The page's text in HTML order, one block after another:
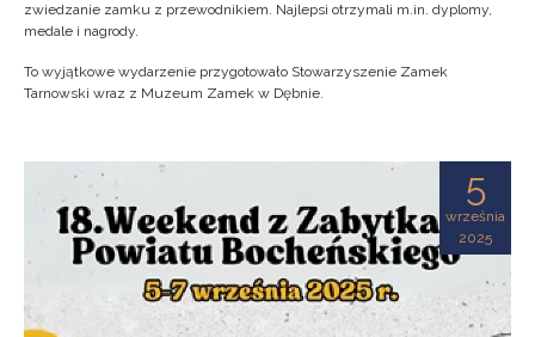
zwiedzanie zamku z przewodnikiem. Najlepsi otrzymali m.in. dyplomy,
medale i nagrody.
To wyjątkowe wydarzenie przygotowało Stowarzyszenie Zamek
Tarnowski wraz z Muzeum Zamek w Dębnie.
5
września
2025